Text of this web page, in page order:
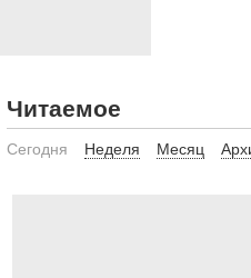
Читаемое
Сегодня Неделя Месяц